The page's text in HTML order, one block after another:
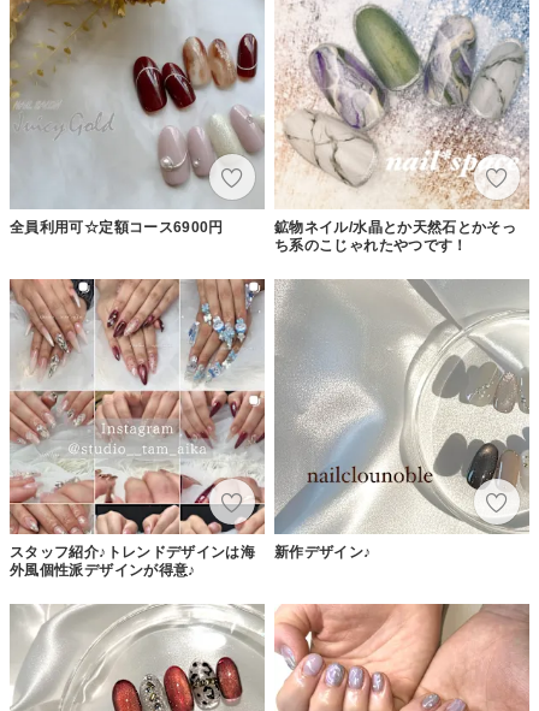
全員利用可☆定額コース6900円
鉱物ネイル/水晶とか天然石とかそっ
ち系のこじゃれたやつです！
スタッフ紹介♪トレンドデザインは海
外風個性派デザインが得意♪
新作デザイン♪